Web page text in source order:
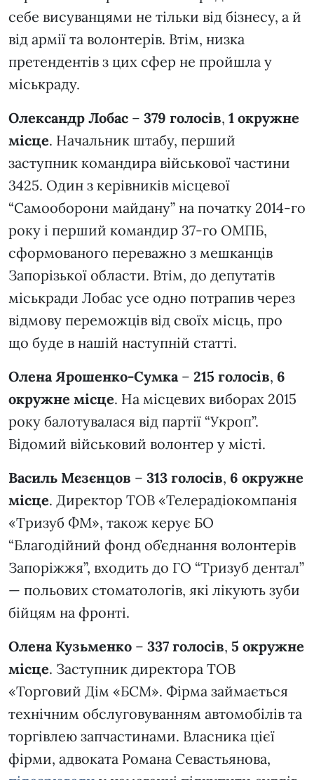
себе висуванцями не тільки від бізнесу, а й
від армії та волонтерів. Втім, низка
претендентів з цих сфер не пройшла у
міськраду.
Олександр Лобас – 379 голосів, 1 окружне
місце. Начальник штабу, перший
заступник командира військової частини
3425. Один з керівників місцевої
“Самооборони майдану” на початку 2014-го
року і перший командир 37-го ОМПБ,
сформованого переважно з мешканців
Запорізької области. Втім, до депутатів
міськради Лобас усе одно потрапив через
відмову переможців від своїх місць, про
що буде в нашій наступній статті.
Олена Ярошенко-Сумка – 215 голосів, 6
окружне місце. На місцевих виборах 2015
року балотувалася від партії “Укроп”.
Відомий військовий волонтер у місті.
Василь Мєзєнцов – 313 голосів, 6 окружне
місце. Директор ТОВ «Телерадіокомпанія
«Тризуб ФМ», також керує БО
“Благодійний фонд об’єднання волонтерів
Запоріжжя”, входить до ГО “Тризуб дентал”
— польових стоматологів, які лікують зуби
бійцям на фронті.
Олена Кузьменко – 337 голосів, 5 окружне
місце. Заступник директора ТОВ
«Торговий Дім «БСМ». Фірма займається
технічним обслуговуванням автомобілів та
торгівлею запчастинами. Власника цієї
фірми, адвоката Романа Севастьянова,